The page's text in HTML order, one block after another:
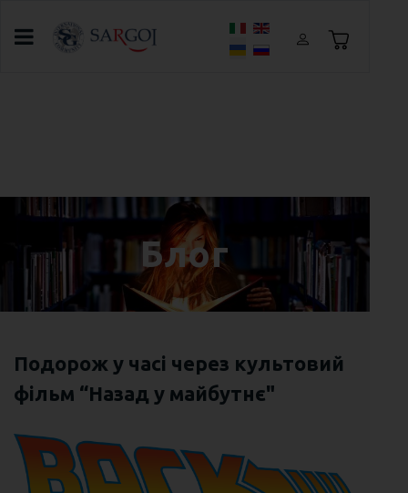
Оберіть свою мову
Блог
Подорож у часі через культовий
фільм “Назад у майбутнє"